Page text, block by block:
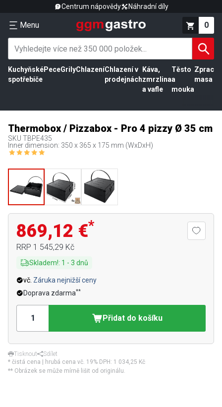
Centrum nápovědy Náhradní díly
Menu 0
Kuchyňské
spotřebiče
PeceGrilyChlazeníChlazení v
prodejnách
Káva,
zmrzlina
a vafle
Těsto
a
mouka
masa
Thermobox / Pizzabox - Pro 4 pizzy Ø 35 cm
SKU TBPE435
Inner dimension: 350 x 365 x 175 mm (WxDxH)
869,12 €*
RRP 1 545,29 Kč
Skladem!: 1 - 3 dnů
vč. Záruka nejnižší ceny
Doprava zdarma**
Přidat do košíku
Tisknout
Sdílet
* čistá cena | hrubá cena vč. 19% DPH: 1 034,25 Kč
** Obrázek se může mírně lišit od originálu.